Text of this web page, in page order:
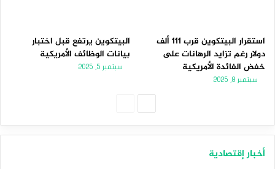
استقرار البيتكوين قرب 111 ألف
دولار رغم تزايد الرهانات على
خفض الفائدة الأمريكية
سبتمبر 8, 2025
البيتكوين يرتفع قبل اختبار
بيانات الوظائف الأمريكية
سبتمبر 5, 2025
أخبار إقتصادية